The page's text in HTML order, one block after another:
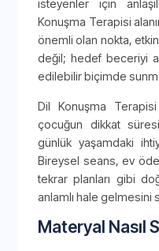
isteyenler için
Konuşma Terapisi
önemli olan nokta,
değil; hedef beceriyi
edilebilir biçimde
Dil Konuşma Terapisi
çocuğun dikkat
günlük yaşamdaki
Bireysel seans, ev
tekrar planları gibi
anlamlı hale gelmesini
Materyal Nasıl